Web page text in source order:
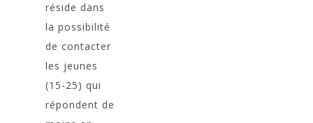
réside dans
la possibilité
de contacter
les jeunes
(15-25) qui
répondent de